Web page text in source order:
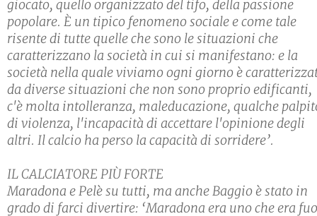
giocato, quello organizzato del tifo, della passione
popolare. È un tipico fenomeno sociale e come tale
risente di tutte quelle che sono le situazioni che
caratterizzano la società in cui si manifestano: e la
società nella quale viviamo ogni giorno è
da diverse situazioni che non sono proprio edificanti,
c'è molta intolleranza, maleducazione, qualche
di violenza, l'incapacità di accettare l'opinione degli
altri. Il calcio ha perso la capacità di sorridere’.
IL CALCIATORE PIÙ FORTE
Maradona e Pelè su tutti, ma anche Baggio è stato in
grado di farci divertire: ‘Maradona era uno che era